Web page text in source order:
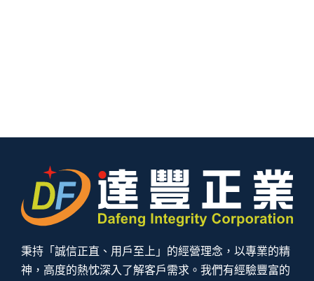
秉持「誠信正直、用戶至上」的經營理念，以專業的精
神，高度的熱忱深入了解客戶需求。我們有經驗豐富的